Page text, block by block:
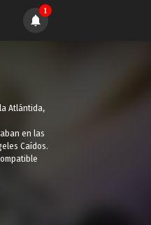
1
Atlántida,
en las
Caídos.